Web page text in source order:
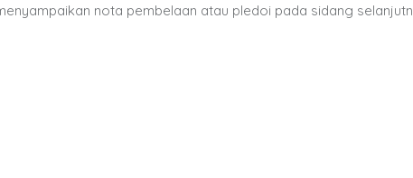
nota pembelaan atau pledoi pada sidang